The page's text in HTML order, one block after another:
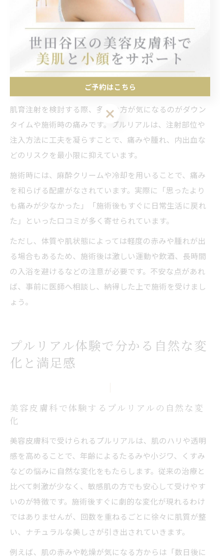
徹底し、強い刺激や摩擦を避けることで、ダウンタイム
を短縮し、より美しい仕上がりを実現できます。経験豊
富な医師による対応を選ぶことも、安心して施術を受け
るポイントです。
肌育注射のダウンタイムや痛みへの配慮方法
肌育注射を検討する際、多くの方が気になるのがダウン
タイムや施術時の痛みです。プルリアルは、注射部位や
注入方法に工夫を凝らすことで、痛みや腫れ、内出血な
どのリスクを最小限に抑えています。
施術時には、麻酔クリームや冷却を用いることで、痛み
を和らげる配慮がなされています。実際に「思ったより
も痛みが少なかった」「施術後もすぐに日常生活に戻れ
た」といった口コミが多く寄せられています。
ただし、体質や肌状態によっては軽度の赤みや腫れが出
る場合もあるため、施術後は激しい運動や飲酒、長時間
の入浴を避けるなどの注意が必要です。不安な点があれ
ば、事前に医師へ相談し、納得した上で施術を受けまし
ょう。
プルリアル体験で分かる自然な変
化と満足感
美容皮膚科で体験するプルリアルの自然な変
化
美容皮膚科で受けられるプルリアルは、肌のハリや透明
感を高めることで、年齢によるたるみや小ジワ、くすみ
などの悩みに自然な変化をもたらします。従来の治療と
比べて刺激が少なく、敏感肌の方でも安心して受けやす
いのが特徴です。施術後すぐに劇的な変化が現れるわけ
ではありませんが、回数を重ねるごとに徐々に肌質が整
い、ナチュラルな美しさが引き出されていきます。
例えば、肌の赤みや乾燥が気になる方からは「数日後に
ご予約はこちら
ご予約はこちら